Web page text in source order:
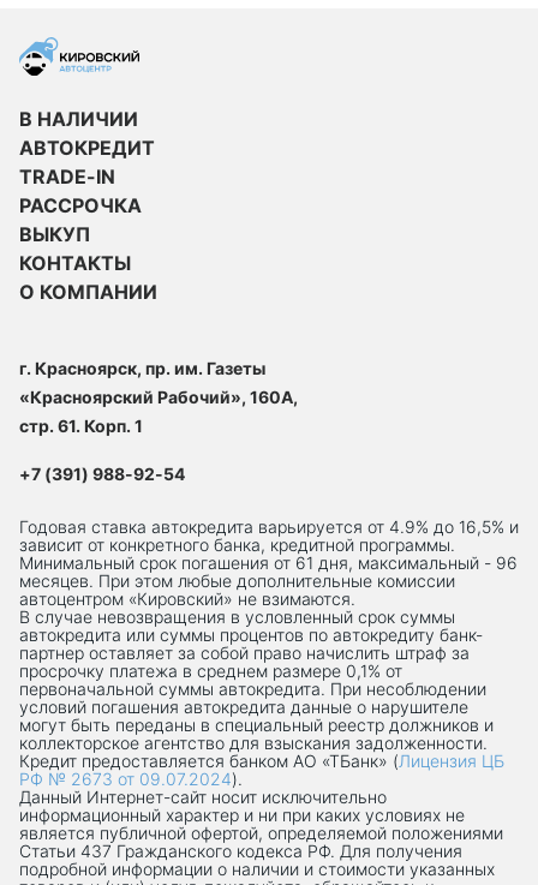
В НАЛИЧИИ
АВТОКРЕДИТ
TRADE-IN
РАССРОЧКА
ВЫКУП
КОНТАКТЫ
О КОМПАНИИ
г. Красноярск, пр. им. Газеты
«Красноярский Рабочий», 160А,
стр. 61. Корп. 1
+7 (391) 988-92-54
Годовая ставка автокредита варьируется от 4.9% до 16,5% и
зависит от конкретного банка, кредитной программы.
Минимальный срок погашения от 61 дня, максимальный - 96
месяцев. При этом любые дополнительные комиссии
автоцентром «Кировский» не взимаются.
В случае невозвращения в условленный срок суммы
автокредита или суммы процентов по автокредиту банк-
партнер оставляет за собой право начислить штраф за
просрочку платежа в среднем размере 0,1% от
первоначальной суммы автокредита. При несоблюдении
условий погашения автокредита данные о нарушителе
могут быть переданы в специальный реестр должников и
коллекторское агентство для взыскания задолженности.
Кредит предоставляется банком АО «ТБанк» (Лицензия ЦБ
РФ № 2673 от 09.07.2024).
Данный Интернет-сaйт носит исключительно
информационный характер и ни при каких условиях не
является публичной офертой, определяемой положениями
Статьи 437 Гражданского кодекса РФ. Для получения
подробной информации о наличии и стоимости указанных